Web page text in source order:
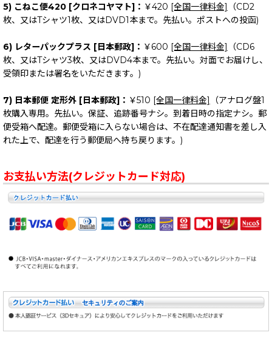
5) こねこ便420 [クロネコヤマト]： ￥420 [全国一律料金]
（CD2
枚、又はTシャツ1枚、又はDVD1本まで。先払い。ポストへの投函)
6) レターパックプラス [日本郵政]： ￥600 [全国一律料金]
（CD6
枚、又はTシャツ3枚、又はDVD4本まで。先払い。対面でお届けし、
受領印または署名をいただきます。)
7) 日本郵便 定形外 [日本郵政]： ￥510 [全国一律料金]
（アナログ盤1
枚購入専用。先払い。保証、追跡番号ナシ。到着日時の指定ナシ。郵
便受箱へ配達。郵便受箱に入らない場合は、不在配達通知書を差し入
れた上で、配達を行う郵便局へ持ち戻ります。)
お支払い方法(クレジットカード対応)